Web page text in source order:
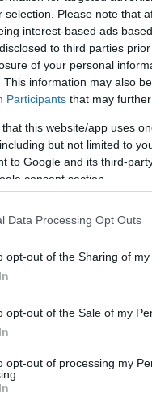
selection. Please note that
interest-based ads
to third parties
of your personal
This information may also
Participants that may
that this website/app uses
but not limited to
to Google and its third-
consent section.
Data Processing Opt Outs
opt-out of the Sharing of my
opt-out of the Sale of my
opt-out of processing my
hatása
a leghíresebb
van. Az alma
védi abélrendszer
szemben,
a
része, ami
vastagbél, míg a többi
néhány centiméter
itt tárolódnak a
azRMF.
Columbia Doctors
laza, vizes vagy